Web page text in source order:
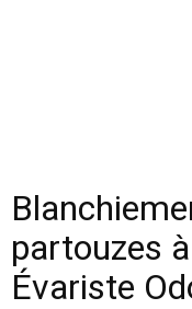
partouzes
Évariste